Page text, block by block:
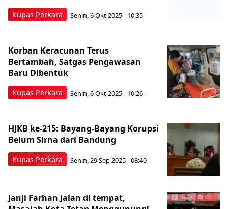
Kupas Perkara Senin, 6 Okt 2025 - 10:35
Kupas Perkara
Korban Keracunan Terus
Bertambah, Satgas Pengawasan
Baru Dibentuk
Senin, 6 Okt 2025 - 10:26
Kupas Perkara
HJKB ke-215: Bayang-Bayang Korupsi
Belum Sirna dari Bandung
Senin, 29 Sep 2025 - 08:40
Janji Farhan Jalan di tempat,